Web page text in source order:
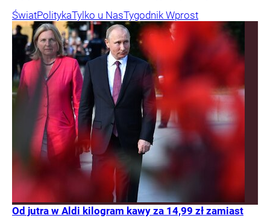
ŚwiatPolitykaTylko u NasTygodnik Wprost
Od jutra w Aldi kilogram kawy za 14,99 zł zamiast